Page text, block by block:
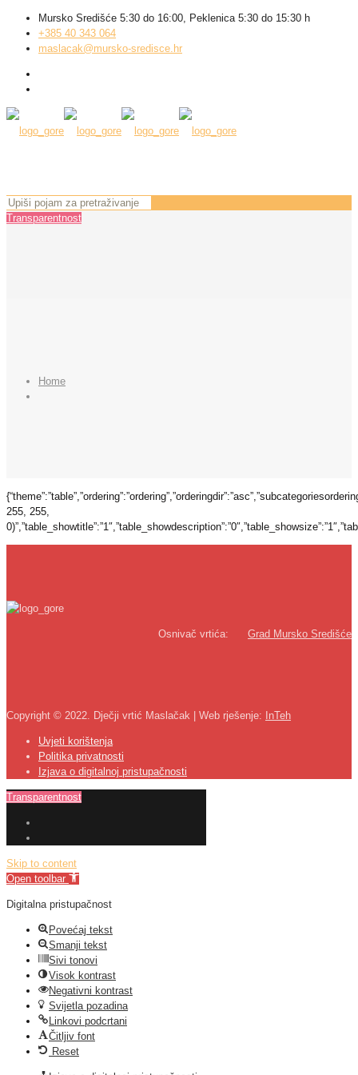
Mursko Središće 5:30 do 16:00, Peklenica 5:30 do 15:30 h
+385 40 343 064
maslacak@mursko-sredisce.hr
Transparentnost
Home
255, 255,
Osnivač vrtića: Grad Mursko Središće
Copyright © 2022. Dječji vrtić Maslačak | Web rješenje: InTeh
Uvjeti korištenja
Politika privatnosti
Izjava o digitalnoj pristupačnosti
Transparentnost
Skip to content
Open toolbar
Digitalna pristupačnost
Povećaj tekst
Smanji tekst
Sivi tonovi
Visok kontrast
Negativni kontrast
Svijetla pozadina
Linkovi podcrtani
Čitljiv font
Reset